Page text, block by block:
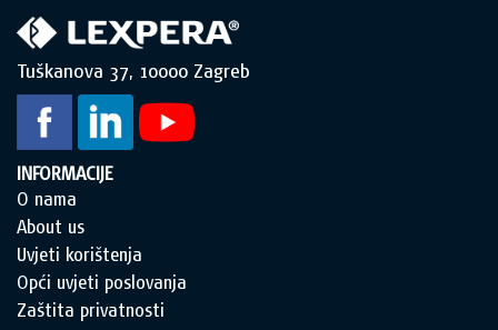
Tuškanova 37, 10000 Zagreb
INFORMACIJE
O nama
About us
Uvjeti korištenja
Opći uvjeti poslovanja
Zaštita privatnosti